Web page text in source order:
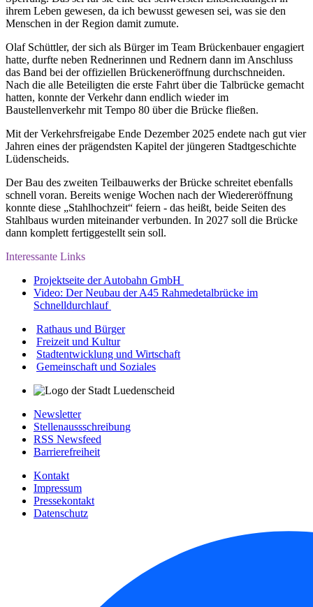
ihrem Leben gewesen, da ich bewusst gewesen sei, was sie den
Menschen in der Region damit zumute.
Olaf Schüttler, der sich als Bürger im Team Brückenbauer engagiert
hatte, durfte neben Rednerinnen und Rednern dann im Anschluss
das Band bei der offiziellen Brückeneröffnung durchschneiden.
Nach die alle Beteiligten die erste Fahrt über die Talbrücke gemacht
hatten, konnte der Verkehr dann endlich wieder im
Baustellenverkehr mit Tempo 80 über die Brücke fließen.
Mit der Verkehrsfreigabe Ende Dezember 2025 endete nach gut vier
Jahren eines der prägendsten Kapitel der jüngeren Stadtgeschichte
Lüdenscheids.
Der Bau des zweiten Teilbauwerks der Brücke schreitet ebenfalls
schnell voran. Bereits wenige Wochen nach der Wiedereröffnung
konnte diese „Stahlhochzeit“ feiern - das heißt, beide Seiten des
Stahlbaus wurden miteinander verbunden. In 2027 soll die Brücke
dann komplett fertiggestellt sein soll.
Interessante Links
Projektseite der Autobahn GmbH
Video: Der Neubau der A45 Rahmedetalbrücke im
Schnelldurchlauf
Rathaus und Bürger
Freizeit und Kultur
Stadtentwicklung und Wirtschaft
Gemeinschaft und Soziales
Newsletter
Stellenaussschreibung
RSS Newsfeed
Barrierefreiheit
Kontakt
Impressum
Pressekontakt
Datenschutz